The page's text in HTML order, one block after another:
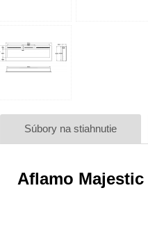
Súbory na stiahnutie
Aflamo